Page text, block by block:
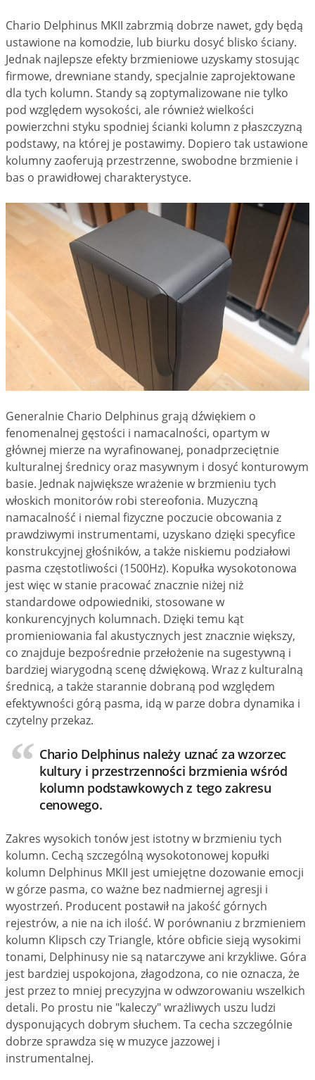
Chario Delphinus MKII zabrzmią dobrze nawet, gdy będą
ustawione na komodzie, lub biurku dosyć blisko ściany.
Jednak najlepsze efekty brzmieniowe uzyskamy stosując
firmowe, drewniane standy, specjalnie zaprojektowane
dla tych kolumn. Standy są zoptymalizowane nie tylko
pod względem wysokości, ale również wielkości
powierzchni styku spodniej ścianki kolumn z płaszczyzną
podstawy, na której je postawimy. Dopiero tak ustawione
kolumny zaoferują przestrzenne, swobodne brzmienie i
bas o prawidłowej charakterystyce.
Generalnie Chario Delphinus grają dźwiękiem o
fenomenalnej gęstości i namacalności, opartym w
głównej mierze na wyrafinowanej, ponadprzeciętnie
kulturalnej średnicy oraz masywnym i dosyć konturowym
basie. Jednak największe wrażenie w brzmieniu tych
włoskich monitorów robi stereofonia. Muzyczną
namacalność i niemal fizyczne poczucie obcowania z
prawdziwymi instrumentami, uzyskano dzięki specyfice
konstrukcyjnej głośników, a także niskiemu podziałowi
pasma częstotliwości (1500Hz). Kopułka wysokotonowa
jest więc w stanie pracować znacznie niżej niż
standardowe odpowiedniki, stosowane w
konkurencyjnych kolumnach. Dzięki temu kąt
promieniowania fal akustycznych jest znacznie większy,
co znajduje bezpośrednie przełożenie na sugestywną i
bardziej wiarygodną scenę dźwiękową. Wraz z kulturalną
średnicą, a także starannie dobraną pod względem
efektywności górą pasma, idą w parze dobra dynamika i
czytelny przekaz.
Chario Delphinus należy uznać za wzorzec
kultury i przestrzenności brzmienia wśród
kolumn podstawkowych z tego zakresu
cenowego.
Zakres wysokich tonów jest istotny w brzmieniu tych
kolumn. Cechą szczególną wysokotonowej kopułki
kolumn Delphinus MKII jest umiejętne dozowanie emocji
w górze pasma, co ważne bez nadmiernej agresji i
wyostrzeń. Producent postawił na jakość górnych
rejestrów, a nie na ich ilość. W porównaniu z brzmieniem
kolumn Klipsch czy Triangle, które obficie sieją wysokimi
tonami, Delphinusy nie są natarczywe ani krzykliwe. Góra
jest bardziej uspokojona, złagodzona, co nie oznacza, że
jest przez to mniej precyzyjna w odwzorowaniu wszelkich
detali. Po prostu nie "kaleczy" wrażliwych uszu ludzi
dysponujących dobrym słuchem. Ta cecha szczególnie
dobrze sprawdza się w muzyce jazzowej i
instrumentalnej.